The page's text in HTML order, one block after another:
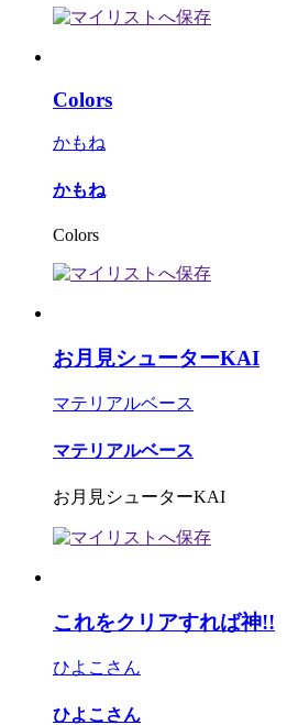
Colors
かもね
かもね
Colors
お月見シューターKAI
マテリアルベース
マテリアルベース
お月見シューターKAI
これをクリアすれば神!!
ひよこさん
ひよこさん